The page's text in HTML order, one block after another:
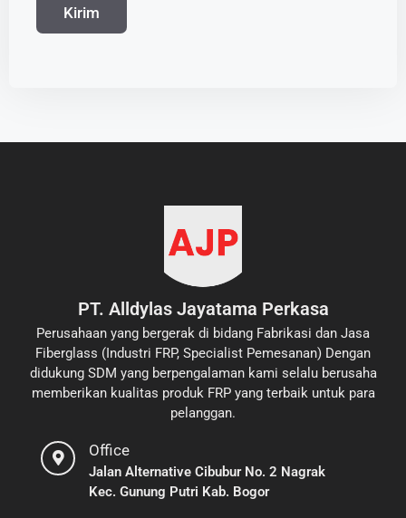
PT. Alldylas Jayatama Perkasa
Perusahaan yang bergerak di bidang Fabrikasi dan Jasa
Fiberglass (Industri FRP, Specialist Pemesanan) Dengan
didukung SDM yang berpengalaman kami selalu berusaha
memberikan kualitas produk FRP yang terbaik untuk para
pelanggan.
Office
Jalan Alternative Cibubur No. 2 Nagrak
Kec. Gunung Putri Kab. Bogor